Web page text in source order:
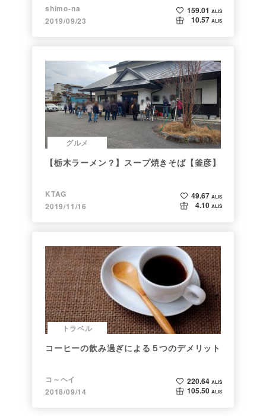
shimo-na
2019/09/23
159.01 ALIS
10.57 ALIS
グルメ
【栃木ラーメン？】スープ焼きそば【釜彦】
KTAG
2019/11/16
49.67 ALIS
4.10 ALIS
トラベル
コーヒーの飲み過ぎによる５つのデメリット
コ～ヘイ
2018/09/14
220.64 ALIS
105.50 ALIS